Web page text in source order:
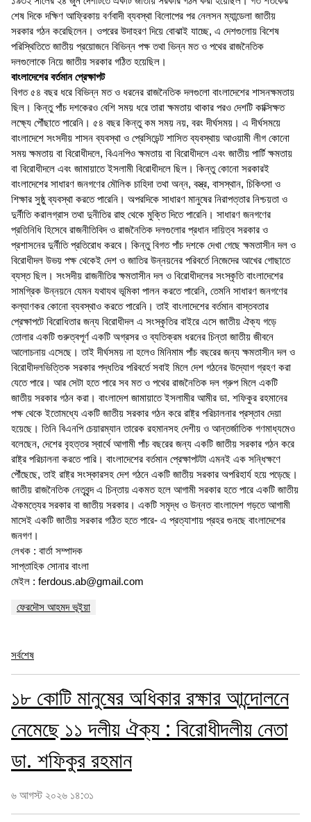
শেষ দিকে দক্ষিণ আফ্রিকায় বর্ণবাদী ব্যবস্থা বিলোপের পর নেলসন ম্যান্ডেলা জাতীয়
সরকার গঠন করেছিলেন। ওপরের উদাহরণ দিয়ে বোঝাই যাচ্ছে, এ দেশগুলোয় বিশেষ
পরিস্থিতিতে জাতীয় প্রয়োজনে বিভিন্ন পক্ষ তথা ভিন্ন মত ও পথের রাজনৈতিক
দলগুলোকে নিয়ে জাতীয় সরকার গঠিত হয়েছিল।
বাংলাদেশের বর্তমান প্রেক্ষাপট
বিগত ৫৪ বছর ধরে বিভিন্ন মত ও ধরনের রাজনৈতিক দলগুলো বাংলাদেশের শাসনক্ষমতায়
ছিল। কিন্তু পাঁচ দশকেরও বেশি সময় ধরে তারা ক্ষমতায় থাকার পরও দেশটি কাক্সিক্ষত
লক্ষ্যে পৌঁছাতে পারেনি। ৫৪ বছর কিন্তু কম সময় নয়, বরং দীর্ঘসময়। এ দীর্ঘসময়ে
বাংলাদেশে সংসদীয় শাসন ব্যবস্থা ও প্রেসিডেন্ট শাসিত ব্যবস্থায় আওয়ামী লীগ কোনো
সময় ক্ষমতায় বা বিরোধীদলে, বিএনপিও ক্ষমতায় বা বিরোধীদলে এবং জাতীয় পার্টি ক্ষমতায়
বা বিরোধীদলে এবং জামায়াতে ইসলামী বিরোধীদলে ছিল। কিন্তু কোনো সরকারই
বাংলাদেশের সাধারণ জনগণের মৌলিক চাহিদা তথা অন্ন, বস্ত্র, বাসস্থান, চিকিৎসা ও
শিক্ষার সুষ্ঠু ব্যবস্থা করতে পারেনি। অপরদিকে সাধারণ মানুষের নিরাপত্তার নিশ্চয়তা ও
দুর্নীতি করালগ্রাস তথা দুনীতির রাহু থেকে মুক্তি দিতে পারেনি। সাধারণ জনগণের
প্রতিনিধি হিসেবে রাজনীতিবিদ ও রাজনৈতিক দলগুলোর প্রধান দায়িত্ব সরকার ও
প্রশাসনের দুর্নীতি প্রতিরোধ করবে। কিন্তু বিগত পাঁচ দশকে দেখা গেছে ক্ষমতাসীন দল ও
বিরোধীদল উভয় পক্ষ থেকেই দেশ ও জাতির উন্নয়নের পরিবর্তে নিজেদের আখের গোছাতে
ব্যস্ত ছিল। সংসদীয় রাজনীতির ক্ষমতাসীন দল ও বিরোধীদলের সংস্কৃতি বাংলাদেশের
সামগ্রিক উন্নয়নে যেমন যথাযথ ভূমিকা পালন করতে পারেনি, তেমনি সাধারণ জনগণের
কল্যাণকর কোনো ব্যবস্থাও করতে পারেনি। তাই বাংলাদেশের বর্তমান বাস্তবতার
প্রেক্ষাপটে বিরোধিতার জন্য বিরোধীদল এ সংস্কৃতির বাইরে এসে জাতীয় ঐক্য গড়ে
তোলার একটি গুরুত্বপূর্ণ একটি অগ্রসর ও ব্যতিক্রম ধরনের চিন্তা জাতীয় জীবনে
আলোচনায় এসেছে। তাই দীর্ঘসময় না হলেও মিনিমাম পাঁচ বছরের জন্য ক্ষমতাসীন দল ও
বিরোধীদলভিত্তিক সরকার পদ্ধতির পরিবর্তে সবাই মিলে দেশ গঠনের উদ্যোগ গ্রহণ করা
যেতে পারে। আর সেটা হতে পারে সব মত ও পথের রাজনৈতিক দল গ্রুপ মিলে একটি
জাতীয় সরকার গঠন করা। বাংলাদেশ জামায়াতে ইসলামীর আমীর ডা. শফিকুর রহমানের
পক্ষ থেকে ইতোমধ্যে একটি জাতীয় সরকার গঠন করে রাষ্ট্র পরিচালনার প্রস্তাব দেয়া
হয়েছে। তিনি বিএনপি চেয়ারম্যান তারেক রহমানসহ দেশীয় ও আন্তর্জাতিক গণমাধ্যমেও
বলেছেন, দেশের বৃহত্তর স্বার্থে আগামী পাঁচ বছরের জন্য একটি জাতীয় সরকার গঠন করে
রাষ্ট্র পরিচালনা করতে পারি। বাংলাদেশের বর্তমান প্রেক্ষাপটটা এমনই এক সন্ধিক্ষণে
পৌঁছেছে, তাই রাষ্ট্র সংস্কারসহ দেশ গঠনে একটি জাতীয় সরকার অপরিহার্য হয়ে পড়েছে।
জাতীয় রাজনৈতিক নেতৃবৃন্দ এ চিন্তায় একমত হলে আগামী সরকার হতে পারে একটি জাতীয়
ঐকমত্যের সরকার বা জাতীয় সরকার। একটি সমৃদ্ধ ও উন্নত বাংলাদেশ গড়তে আগামী
মাসেই একটি জাতীয় সরকার গঠিত হতে পারে- এ প্রত্যাশায় প্রহর গুনছে বাংলাদেশের
জনগণ।
লেখক : বার্তা সম্পাদক
সাপ্তাহিক সোনার বাংলা
মেইল : ferdous.ab@gmail.com
ফেরদৌস আহমদ ভূইয়া
সর্বশেষ
১৮ কোটি মানুষের অধিকার রক্ষার আন্দোলনে
নেমেছে ১১ দলীয় ঐক্য : বিরোধীদলীয় নেতা
ডা. শফিকুর রহমান
৬ আগস্ট ২০২৬ ১৪:৩১